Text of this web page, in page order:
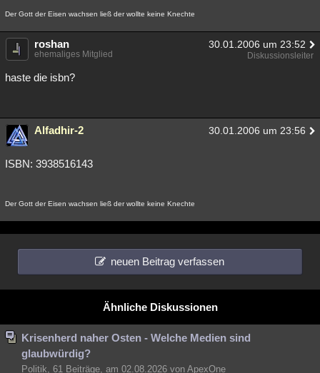
Der Gott der Eisen wachsen ließ der wollte keine Knechte
roshan 30.01.2006 um 23:52
ehemaliges Mitglied Diskussionsleiter
haste die isbn?
Alfadhir-2 30.01.2006 um 23:56
ISBN: 3938516143
Der Gott der Eisen wachsen ließ der wollte keine Knechte
neuen Beitrag verfassen
Ähnliche Diskussionen
Krisenherd naher Osten - Welche Medien sind
glaubwürdig?
Politik, 61 Beiträge, am 02.08.2026 von ApexOne